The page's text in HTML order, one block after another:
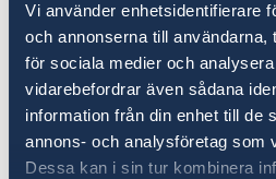
Vi använder enhetsidentifierare
och annonserna till användarna,
för sociala medier och
vidarebefordrar även sådana
information från din enhet till de
annons- och analysföretag som
Dessa kan i sin tur kombinera
Ladda ner nya UD Resklar
Om du redan har den
nedladdad behöver du
Appstore